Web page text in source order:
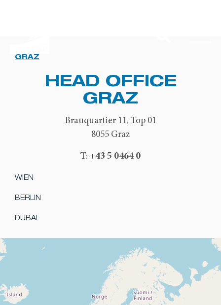
GRAZ
HEAD OFFICE
GRAZ
Brauquartier 11, Top 01
8055 Graz
T: +43 5 0464 0
WIEN
BERLIN
DUBAI